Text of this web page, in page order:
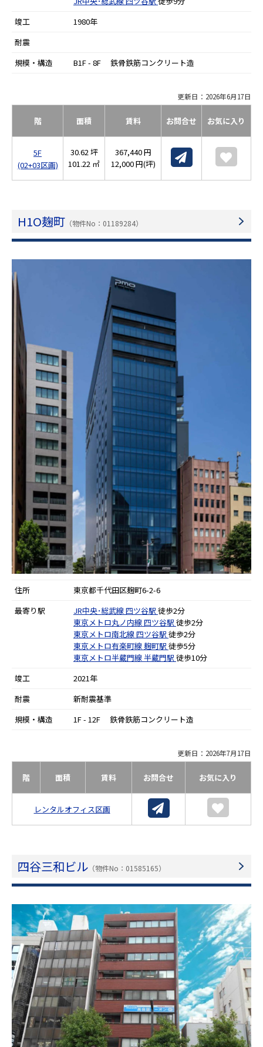
竣工
1980年
耐震
規模・構造
B1F - 8F 鉄骨鉄筋コンクリート造
更新日：2026年6月17日
階 面積 賃料 お問合せ お気に入り
5F
(02+03区画)
30.62 坪
101.22 ㎡
367,440 円
12,000 円(坪)
H1O麹町 （物件No：01189284）
住所
東京都千代田区麹町6-2-6
最寄り駅
JR中央･総武線四ツ谷駅 徒歩2分
東京メトロ丸ノ内線四ツ谷駅 徒歩2分
東京メトロ南北線四ツ谷駅 徒歩2分
東京メトロ有楽町線麹町駅 徒歩5分
東京メトロ半蔵門線半蔵門駅 徒歩10分
竣工
2021年
耐震
新耐震基準
規模・構造
1F - 12F 鉄骨鉄筋コンクリート造
更新日：2026年7月17日
階 面積 賃料 お問合せ お気に入り
レンタルオフィス区画
四谷三和ビル （物件No：01585165）